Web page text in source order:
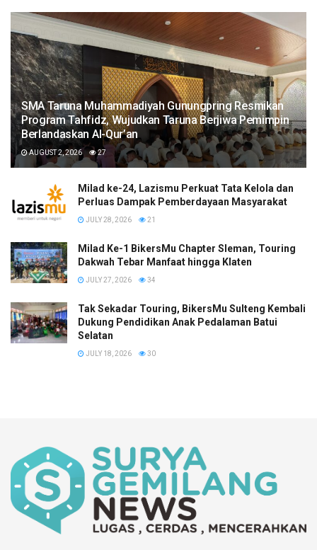
SMA Taruna Muhammadiyah Gunungpring Resmikan
Program Tahfidz, Wujudkan Taruna Berjiwa Pemimpin
Berlandaskan Al-Qur’an
AUGUST 2, 2026 27
Milad ke-24, Lazismu Perkuat Tata Kelola dan
Perluas Dampak Pemberdayaan Masyarakat
JULY 28, 2026 21
Milad Ke-1 BikersMu Chapter Sleman, Touring
Dakwah Tebar Manfaat hingga Klaten
JULY 27, 2026 34
Tak Sekadar Touring, BikersMu Sulteng Kembali
Dukung Pendidikan Anak Pedalaman Batui
Selatan
JULY 18, 2026 30